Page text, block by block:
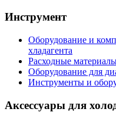
Инструмент
Оборудование и
хладагента
Расходные
Оборудование для
Инструменты и
Аксессуары для